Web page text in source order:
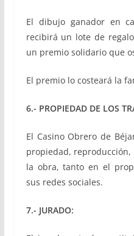
El dibujo ganador en
recibirá un lote de
un premio solidario que
El premio lo costeará la
6.- PROPIEDAD DE LOS
El Casino Obrero de
propiedad, reproducción,
la obra, tanto en el
sus redes sociales.
7.- JURADO: